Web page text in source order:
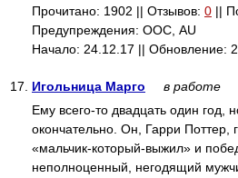
Прочитано: 1902 || Отзывов: 0 ||
Предупреждения: ООС, AU
Начало: 24.12.17 || Обновление:
17. Игольница Марго
в работе
Ему всего-то двадцать один год,
окончательно. Он, Гарри Поттер,
«мальчик-который-выжил» и
неполноценный, негодящий